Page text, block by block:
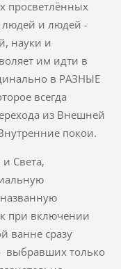
просветлённых
людей и людей -
науки и
им идти в
в РАЗНЫЕ
всегда
из Внешней
покои.
Света,
при включении
ванне сразу
выбравших только